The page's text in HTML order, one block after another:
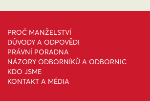
PROČ MANŽELSTVÍ
DŮVODY A ODPOVĚDI
PRÁVNÍ PORADNA
NÁZORY ODBORNÍKŮ A ODBORNIC
KDO JSME
KONTAKT A MÉDIA